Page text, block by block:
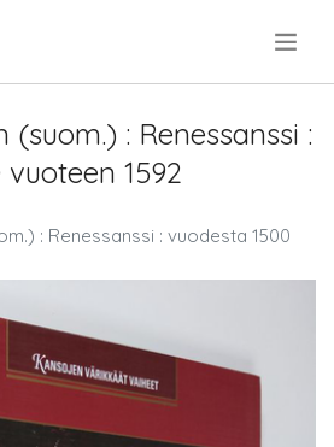
: Renessanssi :
1592
: Renessanssi : vuodesta 1500